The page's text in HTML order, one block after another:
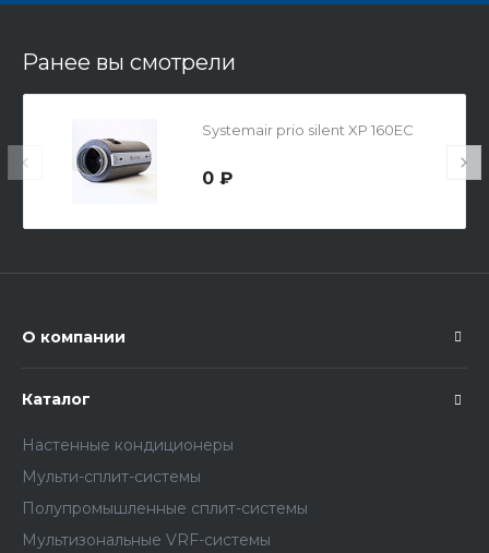
Ранее вы смотрели
Systemair prio silent XP 160EC
0 ₽
О компании
Каталог
Настенные кондиционеры
Мульти-сплит-системы
Полупромышленные сплит-системы
Мультизональные VRF-системы